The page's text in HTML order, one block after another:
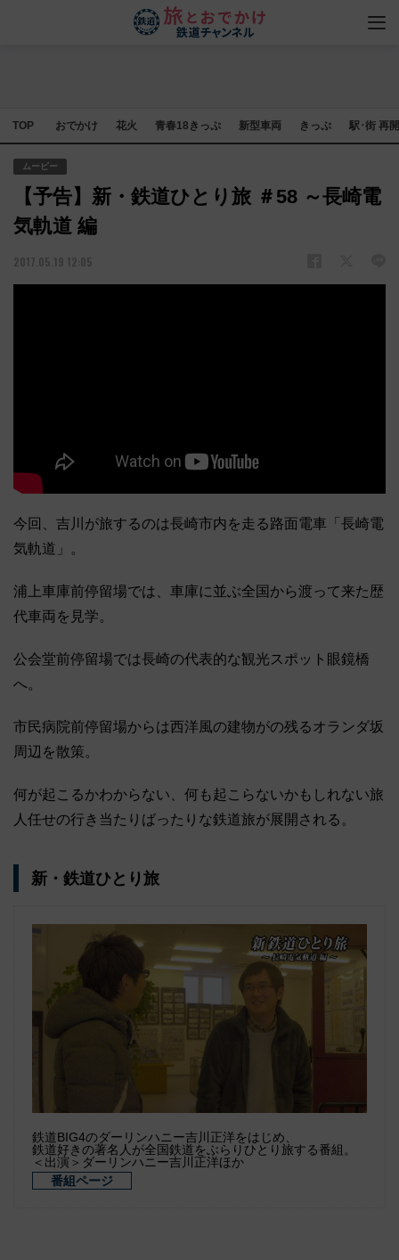
TOP おでかけ 花火 青春18きっぷ 新型車両 きっぷ 駅･街 再
ムービー
【予告】新・鉄道ひとり旅 ＃58 ～長崎電
気軌道 編
2017.05.19 12:05
今回、吉川が旅するのは長崎市内を走る路面電車「長崎電
気軌道」。
浦上車庫前停留場では、車庫に並ぶ全国から渡って来た歴
代車両を見学。
公会堂前停留場では長崎の代表的な観光スポット眼鏡橋
へ。
市民病院前停留場からは西洋風の建物がの残るオランダ坂
周辺を散策。
何が起こるかわからない、何も起こらないかもしれない旅
人任せの行き当たりばったりな鉄道旅が展開される。
新・鉄道ひとり旅
鉄道BIG4のダーリンハニー吉川正洋をはじめ、
鉄道好きの著名人が全国鉄道をぶらりひとり旅する番組。
＜出演＞ダーリンハニー吉川正洋ほか
番組ページ